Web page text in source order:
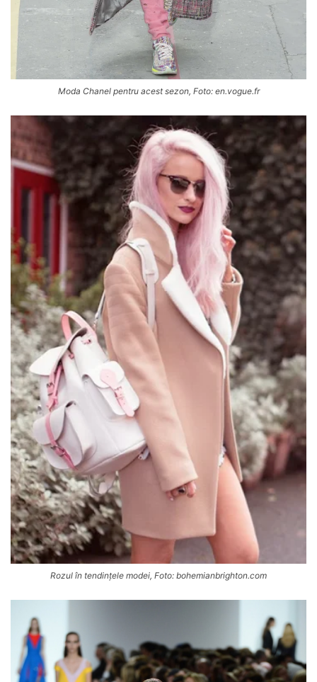
Moda Chanel pentru acest sezon, Foto: en.vogue.fr
Rozul în tendințele modei, Foto: bohemianbrighton.com